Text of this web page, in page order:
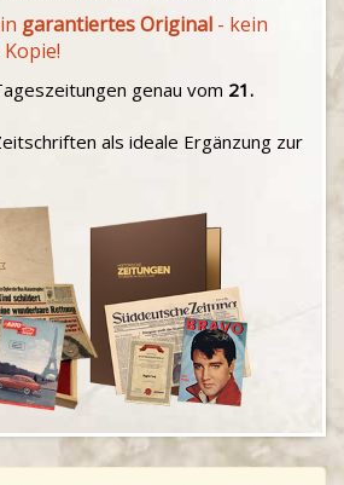
garantiertes Original - kein
genau vom 21.
als ideale Ergänzung zur